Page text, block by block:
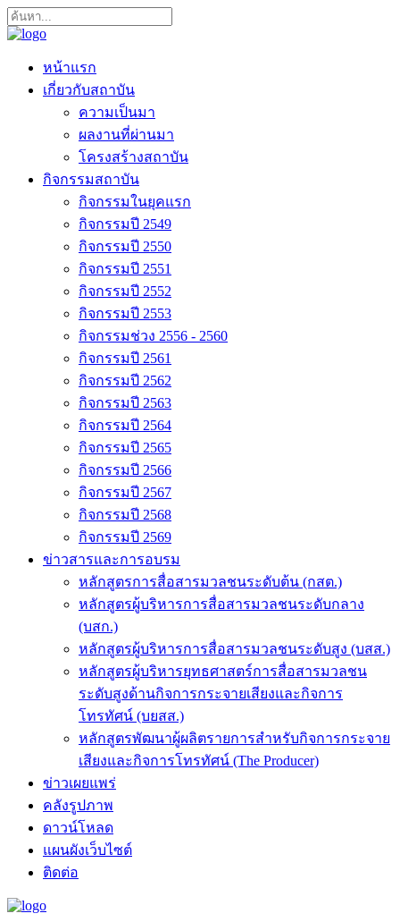
หน้าแรก
เกี่ยวกับสถาบัน
ความเป็นมา
ผลงานที่ผ่านมา
โครงสร้างสถาบัน
กิจกรรมสถาบัน
กิจกรรมในยุคแรก
กิจกรรมปี 2549
กิจกรรมปี 2550
กิจกรรมปี 2551
กิจกรรมปี 2552
กิจกรรมปี 2553
กิจกรรมช่วง 2556 - 2560
กิจกรรมปี 2561
กิจกรรมปี 2562
กิจกรรมปี 2563
กิจกรรมปี 2564
กิจกรรมปี 2565
กิจกรรมปี 2566
กิจกรรมปี 2567
กิจกรรมปี 2568
กิจกรรมปี 2569
ข่าวสารและการอบรม
หลักสูตรการสื่อสารมวลชนระดับต้น (กสต.)
หลักสูตรผู้บริหารการสื่อสารมวลชนระดับกลาง
(บสก.)
หลักสูตรผู้บริหารการสื่อสารมวลชนระดับสูง (บสส.)
หลักสูตรผู้บริหารยุทธศาสตร์การสื่อสารมวลชน
ระดับสูงด้านกิจการกระจายเสียงและกิจการ
โทรทัศน์ (บยสส.)
หลักสูตรพัฒนาผู้ผลิตรายการสำหรับกิจการกระจาย
เสียงและกิจการโทรทัศน์ (The Producer)
ข่าวเผยแพร่
คลังรูปภาพ
ดาวน์โหลด
แผนผังเว็บไซต์
ติดต่อ